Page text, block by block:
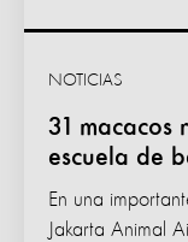
31 macacos
escuela de
NOTICIAS
En una
Jakarta Animal